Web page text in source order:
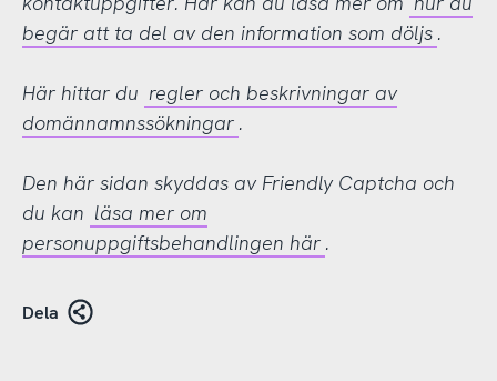
begär att ta del av den information som döljs .
Här hittar du regler och beskrivningar av
domännamnssökningar .
Den här sidan skyddas av Friendly Captcha och
du kan läsa mer om
personuppgiftsbehandlingen här .
Dela